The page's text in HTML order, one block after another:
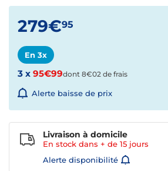
279€95
En 3x
3 x 95€99dont 8€02 de frais
Alerte baisse de prix
Livraison à domicile
En stock dans + de 15 jours
Alerte disponibilité